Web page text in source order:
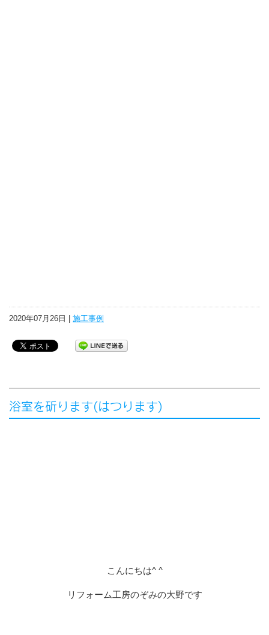
2020年07月26日 | 施工事例
浴室を斫ります(はつります)
こんにちは^ ^
リフォーム工房のぞみの大野です